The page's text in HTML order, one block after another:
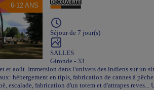
6-12 ANS
Séjour de 7 jour(s)
SALLES
Gironde - 33
et août. Immersion dans l'univers des indiens sur un
hébergement en tipis, fabrication de cannes à
escalade, fabrication d'un totem et d'attrapes reves...